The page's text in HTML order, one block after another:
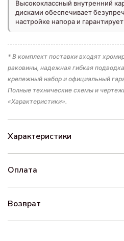
Высококлассный внутренний
дисками обеспечивает
настройке напора и
* В комплект поставки входят
раковины, надежная гибкая
крепежный набор и официальный
Полные технические схемы и
«Характеристики».
Характеристики
Оплата
Возврат